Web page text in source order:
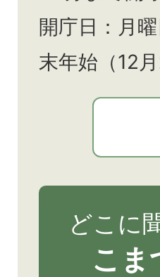
開庁日：月
末年始（12
どこに
こま